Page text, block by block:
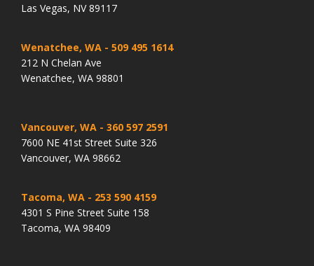
Las Vegas, NV 89117
Wenatchee, WA - 509 495 1614
212 N Chelan Ave
Wenatchee, WA 98801
Vancouver, WA - 360 597 2591
7600 NE 41st Street Suite 326
Vancouver, WA 98662
Tacoma, WA - 253 590 4159
4301 S Pine Street Suite 158
Tacoma, WA 98409